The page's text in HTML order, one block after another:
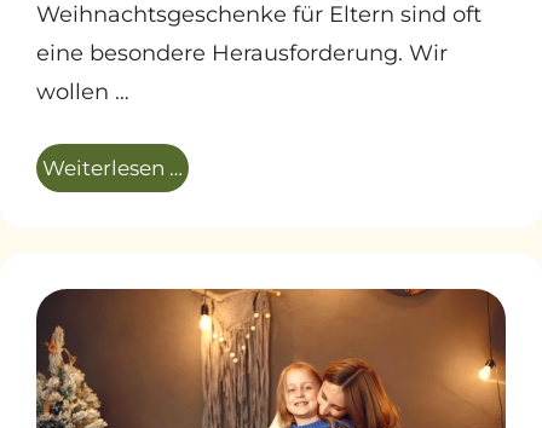
Weihnachtsgeschenke für Eltern sind oft
eine besondere Herausforderung. Wir
wollen …
Weiterlesen …